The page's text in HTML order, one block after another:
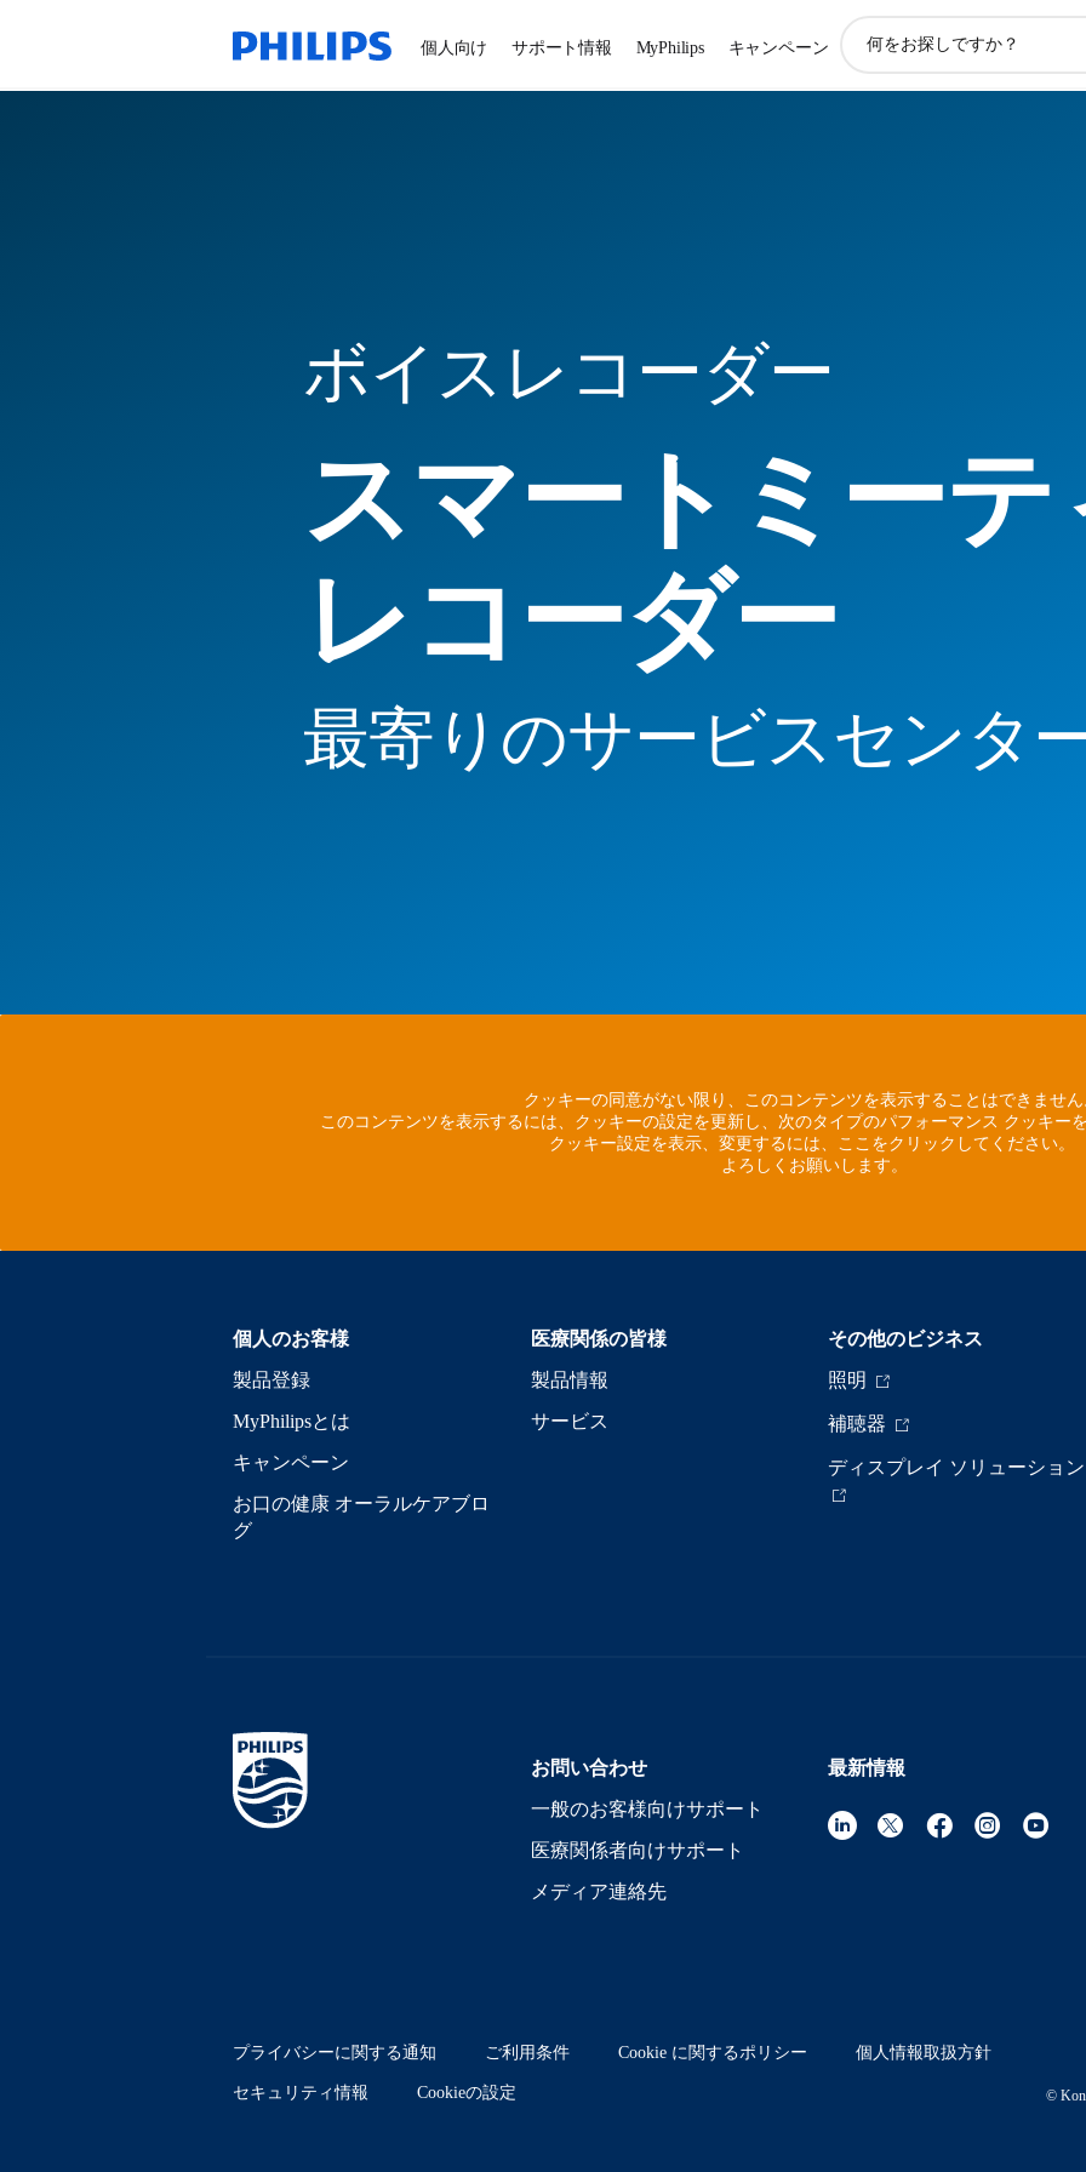
個人向け サポート情報 MyPhilips キャンペーン
ボイスレコーダー
スマートミー
レコーダー
最寄りのサービスセンタ
クッキーの同意がない限り、このコンテンツを表示することはできませ
このコンテンツを表示するには、クッキーの設定を更新し、次のタイプのパフォーマンス クッキー
クッキー設定を表示、変更するには、ここをクリックしてください。
よろしくお願いします。
個人のお客様
製品登録
MyPhilipsとは
キャンペーン
お口の健康 オーラルケアブロ
グ
医療関係の皆様
製品情報
サービス
その他のビジネス
照明
補聴器
ディスプレイ ソリューション
お問い合わせ
一般のお客様向けサポート
医療関係者向けサポート
メディア連絡先
最新情報
プライバシーに関する通知 ご利用条件 Cookie に関するポリシー 個人情報取扱方針
セキュリティ情報 Cookieの設定 ©